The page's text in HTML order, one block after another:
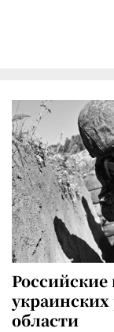
Российские
украинских
области